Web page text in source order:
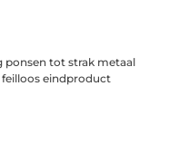
ponsen tot strak metaal
eindproduct